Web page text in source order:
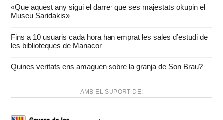
«Que aquest any sigui el darrer que ses majestats okupin el
Museu Saridakis»
Fins a 10 usuaris cada hora han emprat les sales d’estudi de
les biblioteques de Manacor
Quines veritats ens amaguen sobre la granja de Son Brau?
AMB EL SUPORT DE: